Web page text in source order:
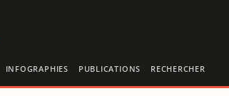
INFOGRAPHIES PUBLICATIONS RECHERCHER